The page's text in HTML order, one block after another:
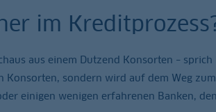
im
aus einem Dutzend Konsorten – sprich
Konsorten, sondern wird auf dem Weg zum
einigen wenigen erfahrenen Banken, den